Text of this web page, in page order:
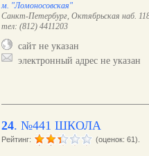
м. "Ломоносовская"
Санкт-Петербург, Октябрьская наб.
тел: (812) 4411203
сайт не указан
электронный адрес не указан
24. №441 ШКОЛА
Рейтинг: (оценок: 61).